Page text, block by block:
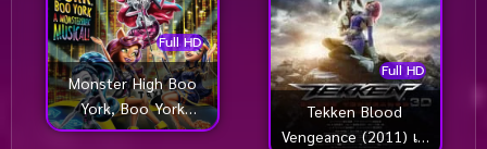
Full HD
Monster High Boo
York, Boo York
(2015) มอนสเตอร์ ไฮ
Full HD
Tekken Blood
Vengeance (2011) เท